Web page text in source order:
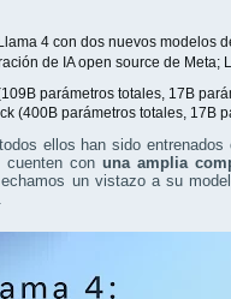
4 con dos nuevos modelos
de IA open source de Meta;
parámetros totales, 17B
(400B parámetros totales, 17B
ellos han sido
con una amplia
un vistazo a su